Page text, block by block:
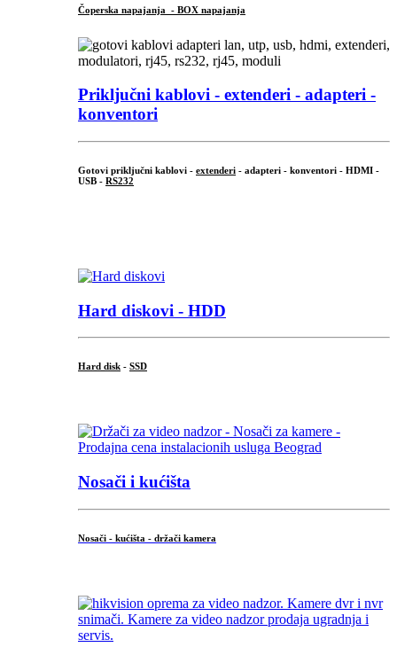
Čoperska napajanja - BOX napajanja
Priključni kablovi - extenderi - adapteri -
konventori
Gotovi priključni kablovi - extenderi - adapteri - konventori - HDMI -
USB - RS232
Hard diskovi - HDD
Hard disk - SSD
Nosači i kućišta
Nosači - kućišta - držači kamera